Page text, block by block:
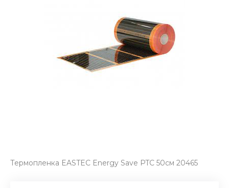
Термопленка EASTEC Energy Save PTC 50см 20465